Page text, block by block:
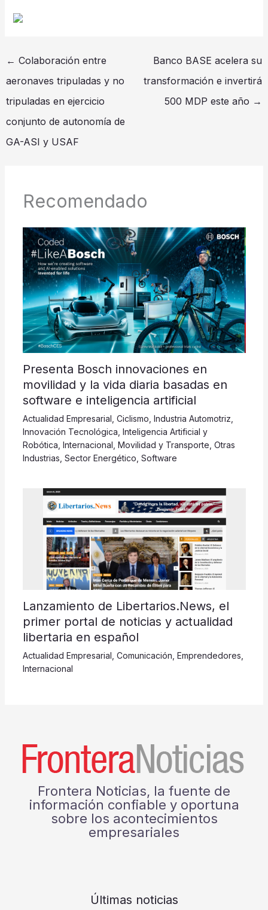
← Colaboración entre
aeronaves tripuladas y no
tripuladas en ejercicio
conjunto de autonomía de
GA-ASI y USAF
Banco BASE acelera su
transformación e invertirá
500 MDP este año →
Recomendado
Presenta Bosch innovaciones en
movilidad y la vida diaria basadas en
software e inteligencia artificial
Actualidad Empresarial Ciclismo Industria Automotriz
Innovación Tecnológica Inteligencia Artificial y
Robótica Internacional Movilidad y Transporte Otras
Industrias Sector Energético Software
Lanzamiento de Libertarios.News, el
primer portal de noticias y actualidad
libertaria en español
Actualidad Empresarial , Comunicación, Emprendedores,
Internacional
Frontera Noticias, la fuente de
información confiable y oportuna
sobre los acontecimientos
empresariales
Últimas noticias